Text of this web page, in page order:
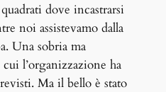
dove incastrarsi
noi assistevamo dalla
Una sobria ma
l’organizzazione ha
Ma il bello è stato